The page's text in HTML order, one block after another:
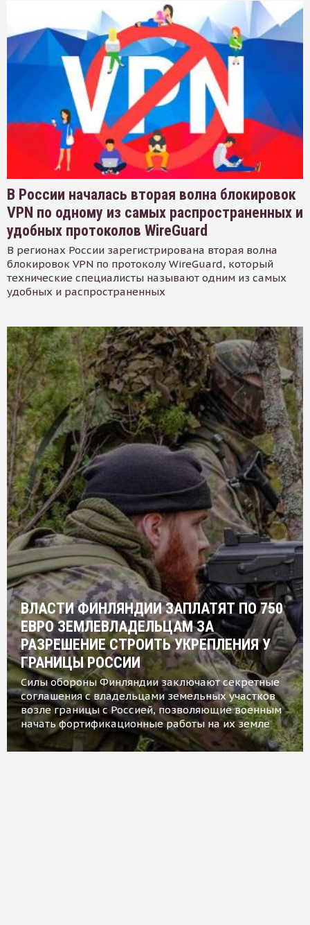
В России началась вторая волна блокировок
VPN по одному из самых распространенных и
удобных протоколов WireGuard
В регионах России зарегистрирована вторая волна
блокировок VPN по протоколу WireGuard, который
технические специалисты называют одним из самых
удобных и распространенных
ВЛАСТИ ФИНЛЯНДИИ ЗАПЛАТЯТ ПО 750
ЕВРО ЗЕМЛЕВЛАДЕЛЬЦАМ ЗА
РАЗРЕШЕНИЕ СТРОИТЬ УКРЕПЛЕНИЯ У
ГРАНИЦЫ РОССИИ
Силы обороны Финляндии заключают секретные
соглашения с владельцами земельных участков
возле границы с Россией, позволяющие военным
начать фортификационные работы на их земле